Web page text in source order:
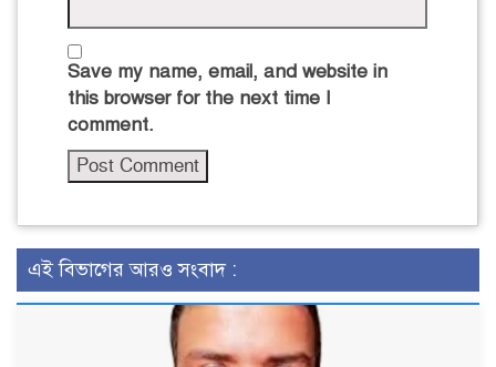
Save my name, email, and website in
this browser for the next time I
comment.
এই বিভাগের আরও সংবাদ :